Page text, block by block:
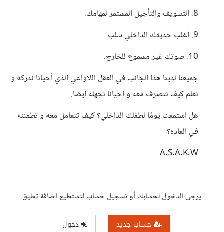
8. التسويف والتأجيل المستمر لمهامك.
9. أغلب حديثك الداخلي سلب
10. صوتك غير مسموع للخارج.
جميعنا لدينا هذا الجانب في العقل اللاواعي الذي أحيانا ندركه و
نعلم كيف نتصرف معه و أحيانا نجهله أيضا.
هل استمعت يومًا لطفلك الداخلي؟ كيف تتعامل معه و تطمئنه
في العاده؟
A.S.A.K.W
يرجى الدخول لحسابك أو تسجيل حساب لتستطيع إضافة تعليق
حساب جديد دخول